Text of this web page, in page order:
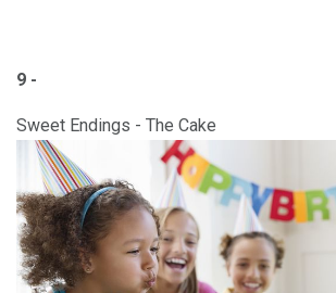
9 -
Sweet Endings - The Cake